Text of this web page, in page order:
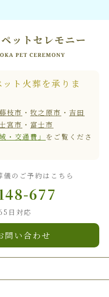
ト火葬を承りま
枝市 ・ 牧之原市 ・ 吉田
宮市 ・ 富士市
・交通費」 をご覧くださ
のご予約はこちら
677
日対応
問い合わせ